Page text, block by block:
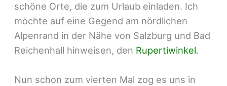
schöne Orte, die zum Urlaub einladen. Ich
möchte auf eine Gegend am nördlichen
Alpenrand in der Nähe von Salzburg und Bad
Reichenhall hinweisen, den Rupertiwinkel.
Nun schon zum vierten Mal zog es uns in